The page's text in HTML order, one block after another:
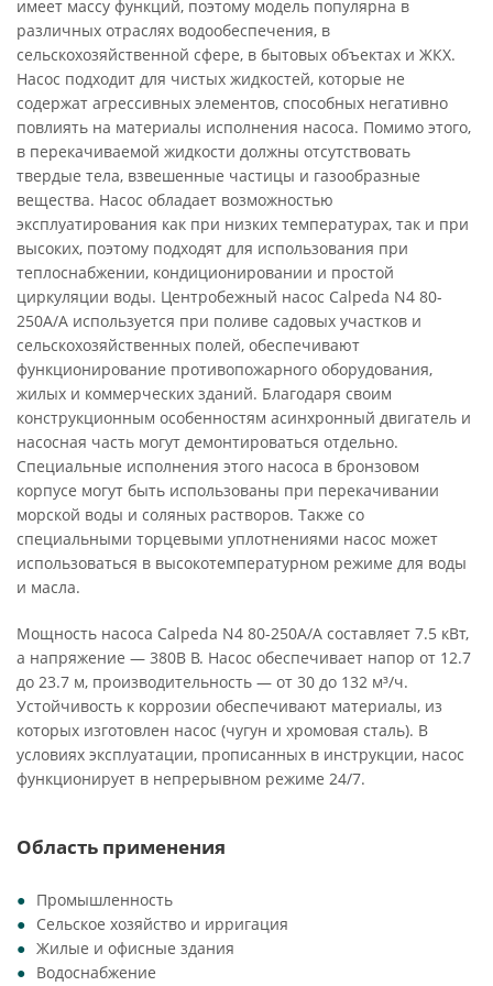
имеет массу функций, поэтому модель популярна в
различных отраслях водообеспечения, в
сельскохозяйственной сфере, в бытовых объектах и ЖКХ.
Насос подходит для чистых жидкостей, которые не
содержат агрессивных элементов, способных негативно
повлиять на материалы исполнения насоса. Помимо этого,
в перекачиваемой жидкости должны отсутствовать
твердые тела, взвешенные частицы и газообразные
вещества. Насос обладает возможностью
эксплуатирования как при низких температурах, так и при
высоких, поэтому подходят для использования при
теплоснабжении, кондиционировании и простой
циркуляции воды. Центробежный насос Calpeda N4 80-
250A/A используется при поливе садовых участков и
сельскохозяйственных полей, обеспечивают
функционирование противопожарного оборудования,
жилых и коммерческих зданий. Благодаря своим
конструкционным особенностям асинхронный двигатель и
насосная часть могут демонтироваться отдельно.
Специальные исполнения этого насоса в бронзовом
корпусе могут быть использованы при перекачивании
морской воды и соляных растворов. Также со
специальными торцевыми уплотнениями насос может
использоваться в высокотемпературном режиме для воды
и масла.
Мощность насоса Calpeda N4 80-250A/A составляет 7.5 кВт,
а напряжение — 380В В. Насос обеспечивает напор от 12.7
до 23.7 м, производительность — от 30 до 132 м³/ч.
Устойчивость к коррозии обеспечивают материалы, из
которых изготовлен насос (чугун и хромовая сталь). В
условиях эксплуатации, прописанных в инструкции, насос
функционирует в непрерывном режиме 24/7.
Область применения
Промышленность
Сельское хозяйство и ирригация
Жилые и офисные здания
Водоснабжение